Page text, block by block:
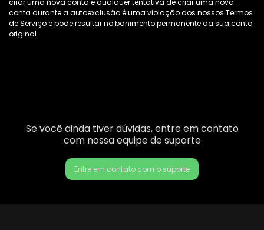
conta durante a autoexclusão é uma violação dos nossos Termos
de Serviço e pode resultar no banimento permanente da sua conta
original.
Se você ainda tiver dúvidas, entre em contato
com nossa equipe de suporte
Entre em contato com o suporte